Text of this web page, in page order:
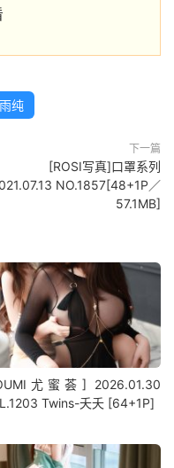
纯
下一篇
[ROSI写真]口罩系列
NO.1857[48+1P／
57.1MB]
尤蜜荟] 2026.01.30
Twins-夭夭 [64+1P]